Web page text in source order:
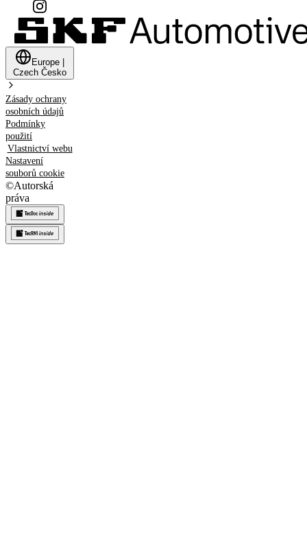
Europe
Czech Česko
Zásady ochrany
osobních údajů
Podmínky
použití
Vlastnictví webu
Nastavení
souborů cookie
©Autorská
práva